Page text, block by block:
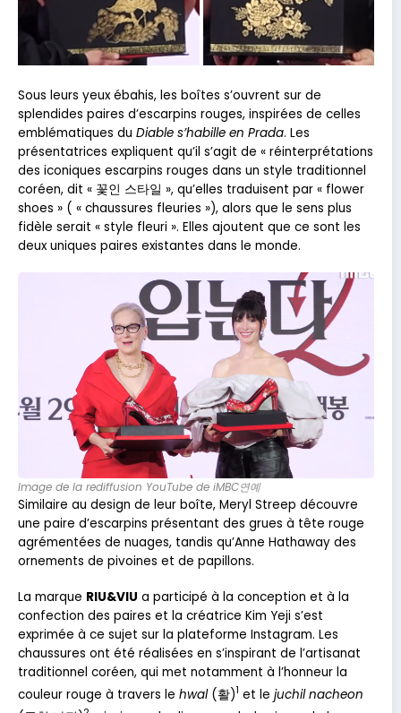
Sous leurs yeux ébahis, les boîtes s’ouvrent sur de
splendides paires d’escarpins rouges, inspirées de celles
emblématiques du Diable s’habille en Prada. Les
présentatrices expliquent qu’il s’agit de « réinterprétations
des iconiques escarpins rouges dans un style traditionnel
coréen, dit « 꽃인 스타일 », qu’elles traduisent par « flower
shoes » ( « chaussures fleuries »), alors que le sens plus
fidèle serait « style fleuri ». Elles ajoutent que ce sont les
deux uniques paires existantes dans le monde.
Image de la rediffusion YouTube de iMBC연예
Similaire au design de leur boîte, Meryl Streep découvre
une paire d’escarpins présentant des grues à tête rouge
agrémentées de nuages, tandis qu’Anne Hathaway des
ornements de pivoines et de papillons.
La marque RIU&VIU a participé à la conception et à la
confection des paires et la créatrice Kim Yeji s’est
exprimée à ce sujet sur la plateforme Instagram. Les
chaussures ont été réalisées en s’inspirant de l’artisanat
traditionnel coréen, qui met notamment à l’honneur la
couleur rouge à travers le hwal (활)1 et le juchil nacheon